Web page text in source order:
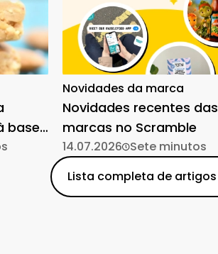
base
Novidades da marca
Novidades recentes das
marcas no Scramble
14.07.2026 Sete minutos
Lista completa de artigos